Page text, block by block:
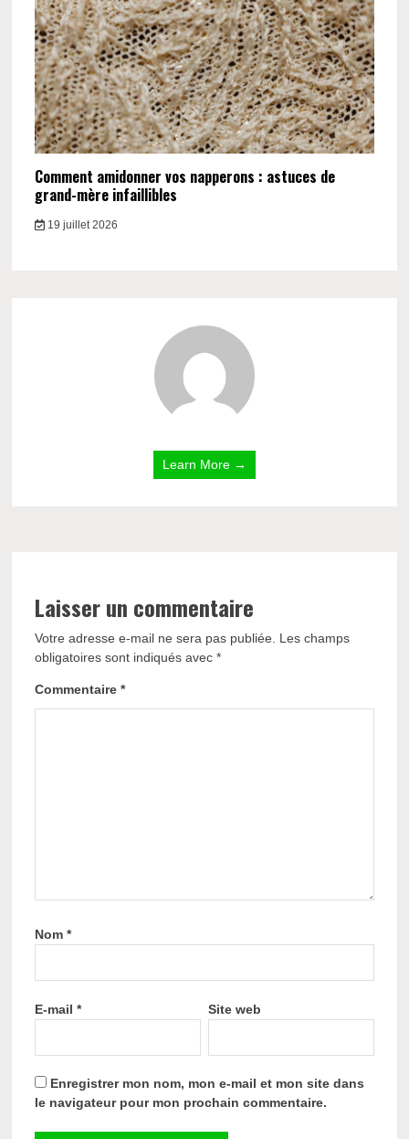
Comment amidonner vos napperons : astuces de
grand-mère infaillibles
19 juillet 2026
Learn More →
Laisser un commentaire
Votre adresse e-mail ne sera pas publiée.
Les champs
obligatoires sont indiqués avec*
Commentaire*
Nom*
E-mail* Site web
Enregistrer mon nom, mon e-mail et mon site dans
le navigateur pour mon prochain commentaire.